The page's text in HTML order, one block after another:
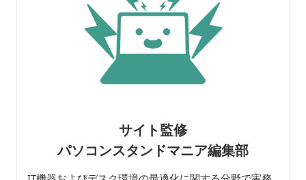
サイト監修
パソコンスタンドマニア編集部